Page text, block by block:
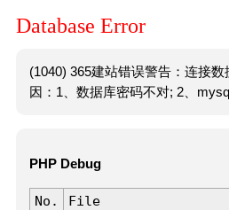
Database Error
(1040) 365建站错误警告：连接
因：1、数据库密码不对; 2、
PHP Debug
No. File